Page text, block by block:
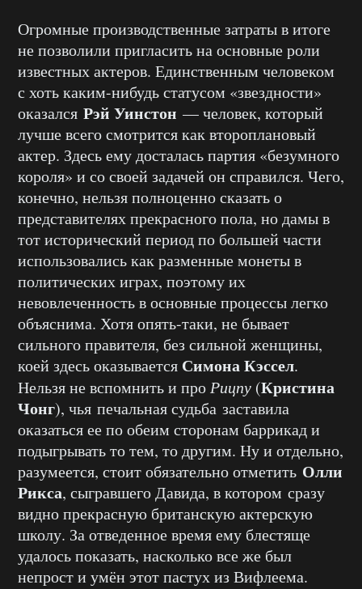
Огромные производственные затраты в итоге
не позволили пригласить на основные роли
известных актеров. Единственным человеком
с хоть каким-нибудь статусом «звездности»
оказался Рэй Уинстон — человек, который
лучше всего смотрится как второплановый
актер. Здесь ему досталась партия «безумного
короля» и со своей задачей он справился. Чего,
конечно, нельзя полноценно сказать о
представителях прекрасного пола, но дамы в
тот исторический период по большей части
использовались как разменные монеты в
политических играх, поэтому их
невовлеченность в основные процессы легко
объяснима. Хотя опять-таки, не бывает
сильного правителя, без сильной женщины,
коей здесь оказывается Симона Кэссел.
Нельзя не вспомнить и проРицпу (Кристина
Чонг), чья печальная судьба заставила
оказаться ее по обеим сторонам баррикад и
подыгрывать то тем, то другим. Ну и отдельно,
разумеется, стоит обязательно отметить Олли
Рикса, сыгравшего Давида, в котором сразу
видно прекрасную британскую актерскую
школу. За отведенное время ему блестяще
удалось показать, насколько все же был
непрост и умён этот пастух из Вифлеема.